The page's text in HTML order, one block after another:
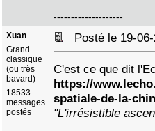
--------------------
Xuan
Grand
classique
(ou très
bavard)
18533
messages
postés
Posté le 19-
C'est ce que dit
https://
spatiale-de-la-
"L'irrésistible